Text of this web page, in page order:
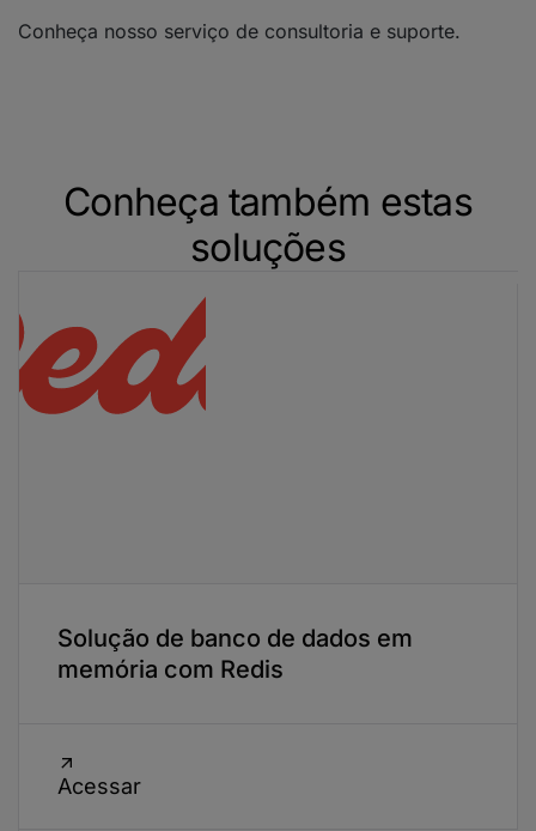
Conheça nosso serviço de consultoria e suporte.
Conheça também estas
soluções
Solução de banco de dados em
memória com Redis
Acessar